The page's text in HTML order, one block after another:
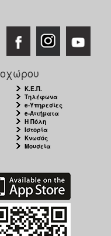
Κ.Ε.Π.
Τηλέφωνα
e-Υπηρεσίες
e-Αιτήματα
Η Πόλη
Ιστορία
Κνωσός
Μουσεία